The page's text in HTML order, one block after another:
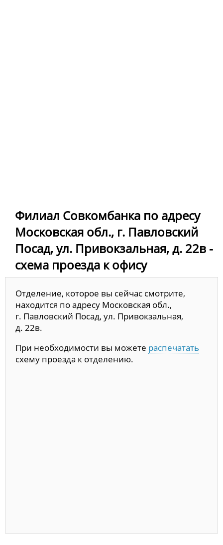
Филиал Совкомбанка по адресу
Московская обл., г. Павловский
Посад, ул. Привокзальная, д. 22в -
схема проезда к офису
Отделение, которое вы сейчас смотрите,
находится по адресу Московская обл.,
г. Павловский Посад, ул. Привокзальная,
д. 22в.
При необходимости вы можете распечатать
схему проезда к отделению.